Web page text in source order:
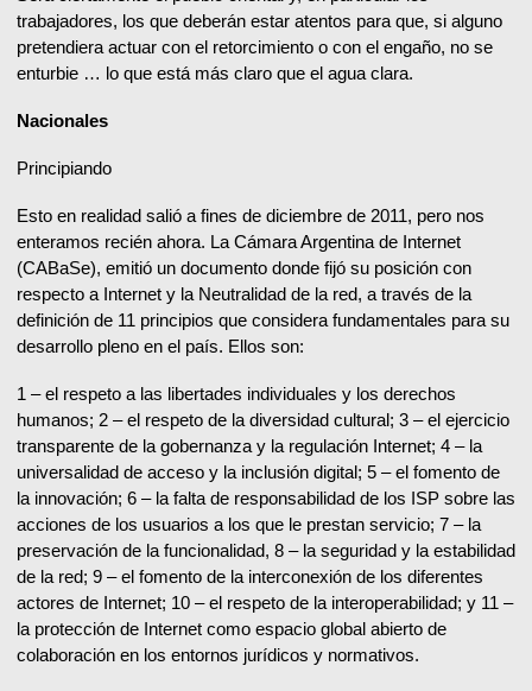
trabajadores, los que deberán estar atentos para que, si alguno
pretendiera actuar con el retorcimiento o con el engaño, no se
enturbie … lo que está más claro que el agua clara.
Nacionales
Principiando
Esto en realidad salió a fines de diciembre de 2011, pero nos
enteramos recién ahora. La Cámara Argentina de Internet
(CABaSe), emitió un documento donde fijó su posición con
respecto a Internet y la Neutralidad de la red, a través de la
definición de 11 principios que considera fundamentales para su
desarrollo pleno en el país. Ellos son:
1 – el respeto a las libertades individuales y los derechos
humanos; 2 – el respeto de la diversidad cultural; 3 – el ejercicio
transparente de la gobernanza y la regulación Internet; 4 – la
universalidad de acceso y la inclusión digital; 5 – el fomento de
la innovación; 6 – la falta de responsabilidad de los ISP sobre las
acciones de los usuarios a los que le prestan servicio; 7 – la
preservación de la funcionalidad, 8 – la seguridad y la estabilidad
de la red; 9 – el fomento de la interconexión de los diferentes
actores de Internet; 10 – el respeto de la interoperabilidad; y 11 –
la protección de Internet como espacio global abierto de
colaboración en los entornos jurídicos y normativos.